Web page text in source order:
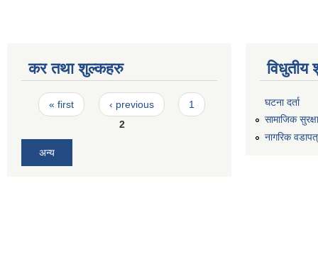
कर तथा शुल्कहरु
Pages
« first ‹ previous
1
2
अन्य
विधुतीय
घटना दर्ता
सामाजिक सुरक्षा
नागरिक